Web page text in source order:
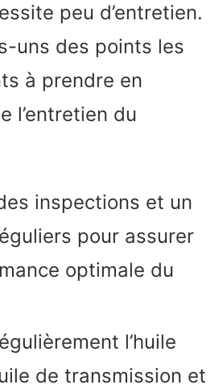
peu d’entretien.
uns des points les
à prendre en
l’entretien du
inspections et un
pour assurer
optimale du
l’huile
de transmission et